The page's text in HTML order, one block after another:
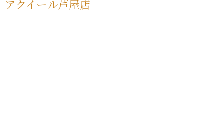
アクイール芦屋店